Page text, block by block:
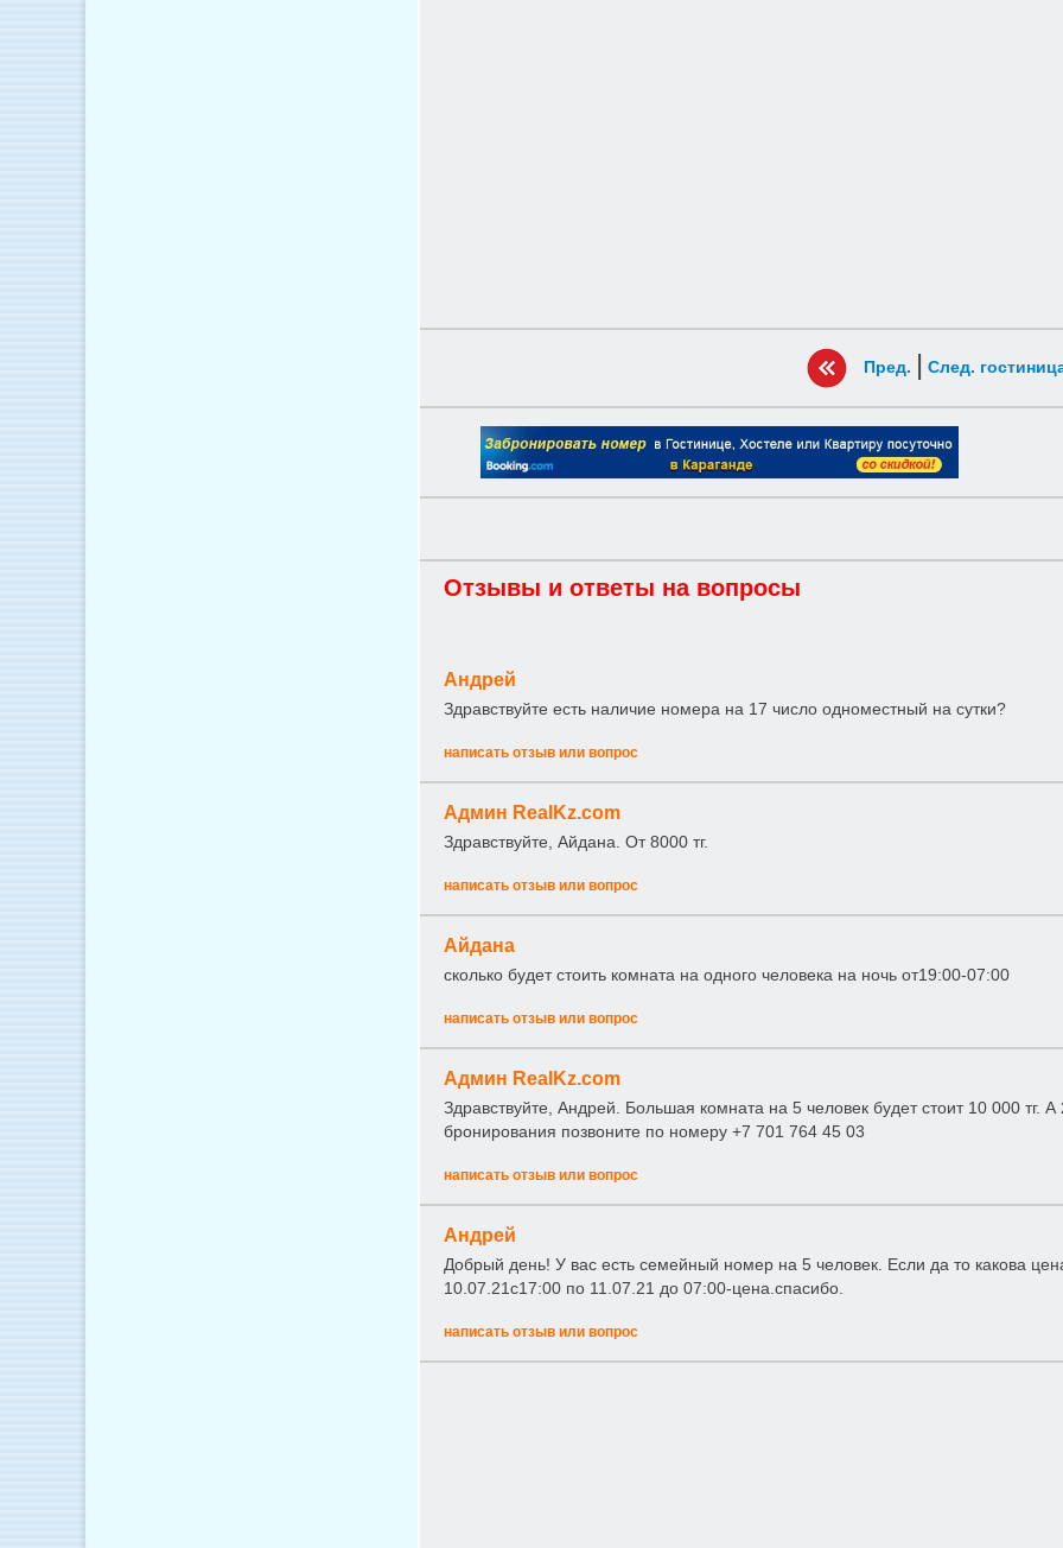
Пред. | След.
Отзывы и ответы на вопросы
Андрей
Здравствуйте есть наличие номера на 17 число одноместный на сутки?
написать отзыв или вопрос
Админ RealKz.com
Здравствуйте, Айдана. От 8000 тг.
написать отзыв или вопрос
Айдана
сколько будет стоить комната на одного человека на ночь от19:00-07:00
написать отзыв или вопрос
Админ RealKz.com
Здравствуйте, Андрей. Большая комната на 5 человек будет стоит 10 000 тг.
бронирования позвоните по номеру +7 701 764 45 03
написать отзыв или вопрос
Андрей
Добрый день! У вас есть семейный номер на 5 человек. Если да то какова
10.07.21с17:00 по 11.07.21 до 07:00-цена.спасибо.
написать отзыв или вопрос